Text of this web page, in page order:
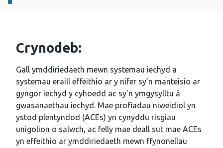
Crynodeb:
Gall ymddiriedaeth mewn systemau iechyd a
systemau eraill effeithio ar y nifer sy’n manteisio ar
gyngor iechyd y cyhoedd ac sy’n ymgysylltu â
gwasanaethau iechyd. Mae profiadau niweidiol yn
ystod plentyndod (ACEs) yn cynyddu risgiau
unigolion o salwch, ac felly mae deall sut mae ACEs
yn effeithio ar ymddiriedaeth mewn ffynonellau